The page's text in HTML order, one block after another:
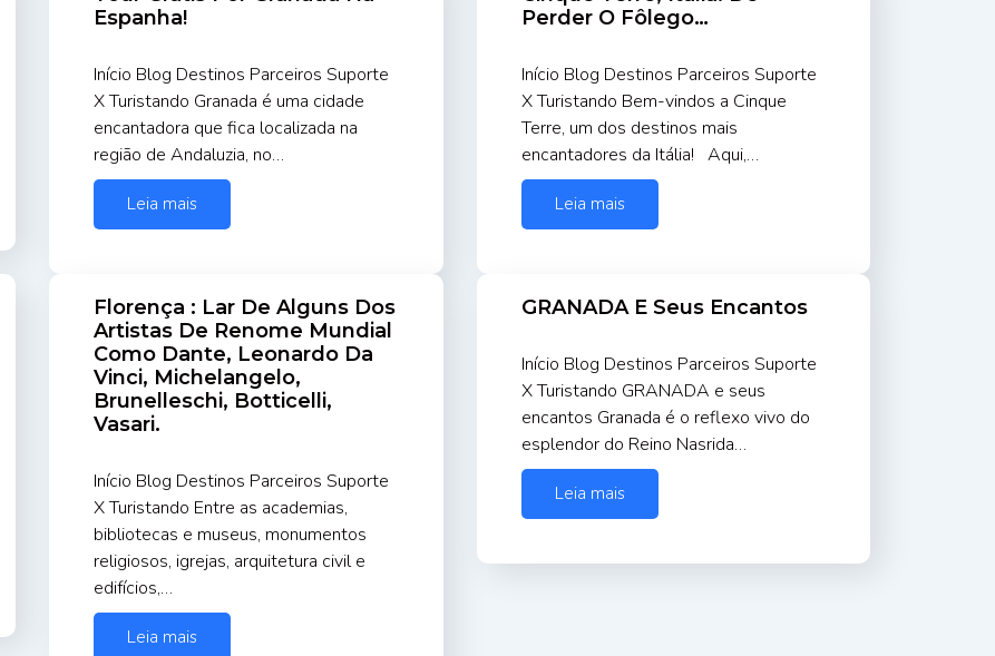
Espanha!
Início Blog Destinos Parceiros Suporte
X Turistando Granada é uma cidade
encantadora que fica localizada na
região de Andaluzia, no…
Leia mais
Perder O Fôlego…
Início Blog Destinos Parceiros Suporte
X Turistando Bem-vindos a Cinque
Terre, um dos destinos mais
encantadores da Itália! Aqui,…
Leia mais
Florença : Lar De Alguns Dos
Artistas De Renome Mundial
Como Dante, Leonardo Da
Vinci, Michelangelo,
Brunelleschi, Botticelli,
Vasari.
Início Blog Destinos Parceiros Suporte
X Turistando Entre as academias,
bibliotecas e museus, monumentos
religiosos, igrejas, arquitetura civil e
edifícios,…
Leia mais
GRANADA E Seus Encantos
Início Blog Destinos Parceiros Suporte
X Turistando GRANADA e seus
encantos Granada é o reflexo vivo do
esplendor do Reino Nasrida…
Leia mais